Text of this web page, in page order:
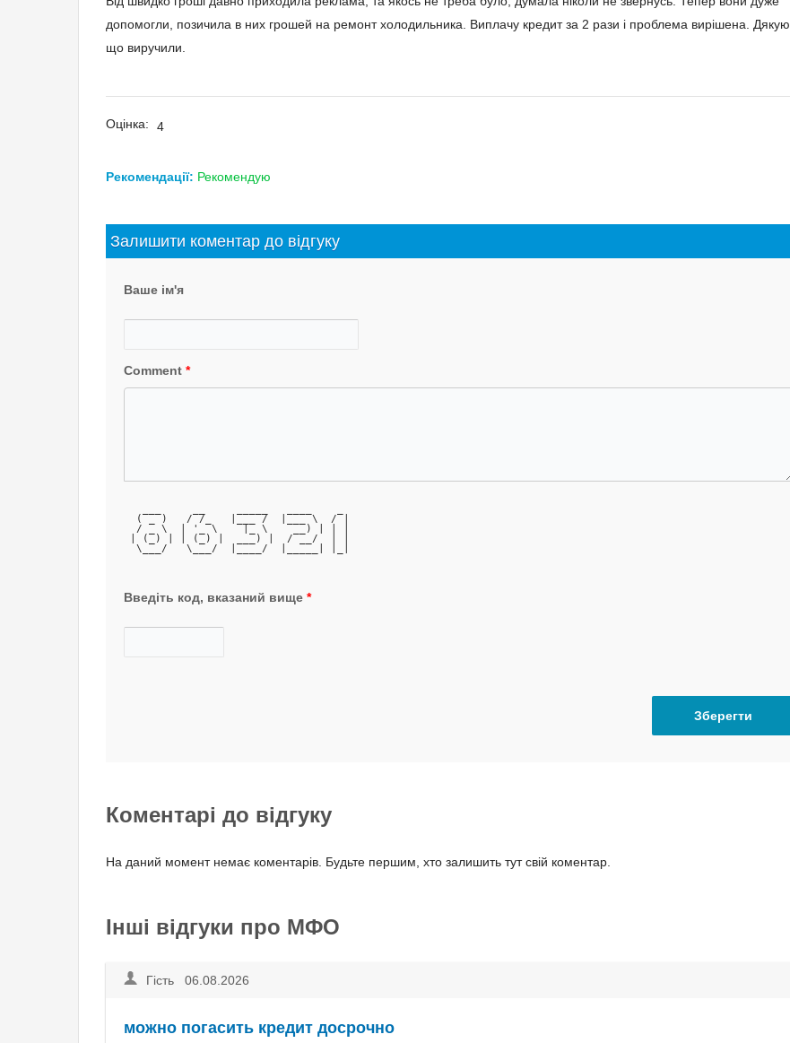
допомогли, позичила в них грошей на ремонт холодильника. Виплачу кредит за 2 рази і проблема вирішена. Дякую,
що виручили.
Оцінка: 4
Рекомендації: Рекомендую
Залишити коментар до відгуку
Ваше ім'я
Comment *
  ( _ )   / /_   |___ /  |___ \  / |
  / _ \  | '_ \    |_ \    __) | | |
| (_) | | (_) |  ___) |  / __/  | |
  \___/   \___/  |____/  |_____| |_|
Введіть код, вказаний вище *
Коментарі до відгуку
На даний момент немає коментарів. Будьте першим, хто залишить тут свій коментар.
Інші відгуки про МФО
Гість 06.08.2026
можно погасить кредит досрочно